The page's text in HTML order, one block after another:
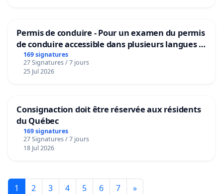
Permis de conduire - Pour un examen du permis
de conduire accessible dans plusieurs langues à
Bruxelles
169 signatures
27 Signatures / 7 jours
25 Jul 2026
Consignaction doit être réservée aux résidents
du Québec
169 signatures
27 Signatures / 7 jours
18 Jul 2026
1 2 3 4 5 6 7 »